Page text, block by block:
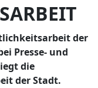
der
Presse- und
die
der Stadt.